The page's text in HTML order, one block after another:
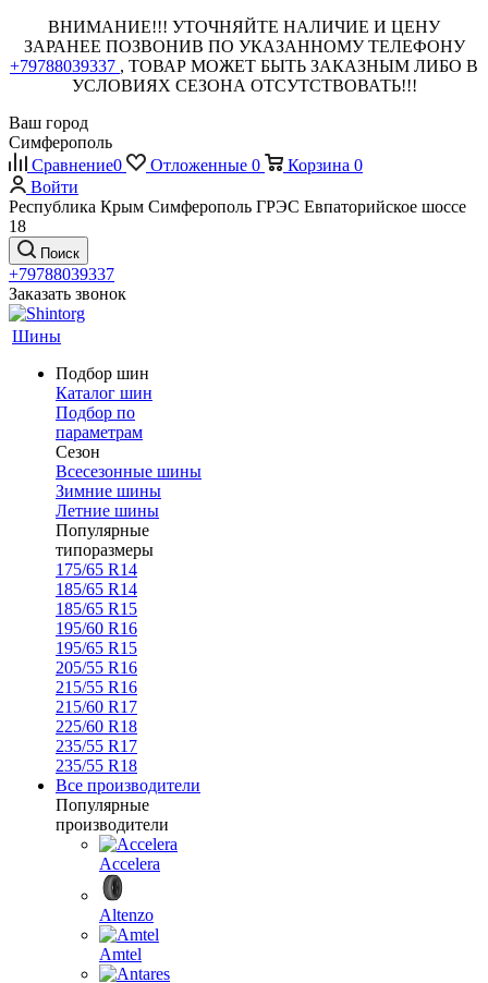
ВНИМАНИЕ!!! УТОЧНЯЙТЕ НАЛИЧИЕ И ЦЕНУ
ЗАРАНЕЕ ПОЗВОНИВ ПО УКАЗАННОМУ ТЕЛЕФОНУ
+79788039337 , ТОВАР МОЖЕТ БЫТЬ ЗАКАЗНЫМ ЛИБО В
УСЛОВИЯХ СЕЗОНА ОТСУТСТВОВАТЬ!!!
Ваш город
Симферополь
Сравнение0 Отложенные 0 Корзина 0
Войти
Республика Крым Симферополь ГРЭС Евпаторийское шоссе
18
Поиск
+79788039337
Заказать звонок
Шины
Подбор шин
Каталог шин
Подбор по
параметрам
Сезон
Всесезонные шины
Зимние шины
Летние шины
Популярные
типоразмеры
175/65 R14
185/65 R14
185/65 R15
195/60 R16
195/65 R15
205/55 R16
215/55 R16
215/60 R17
225/60 R18
235/55 R17
235/55 R18
Все производители
Популярные
производители
Accelera
Altenzo
Amtel